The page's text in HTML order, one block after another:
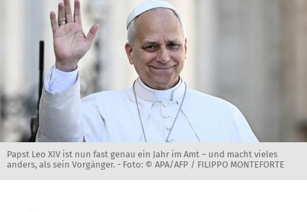
Papst Leo XIV ist nun fast genau ein Jahr im Amt – und macht vieles
anders, als sein Vorgänger. - Foto: © APA/AFP / FILIPPO MONTEFORTE